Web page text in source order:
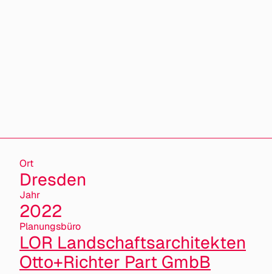
Ort
Dresden
Jahr
2022
Planungsbüro
LOR Landschaftsarchitekten
Otto+Richter Part GmbB